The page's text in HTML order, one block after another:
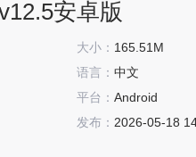
安卓版
大小： 165.51M
语言： 中文
平台： Android
发布： 2026-05-18